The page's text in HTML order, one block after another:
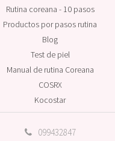
099432847
Rutina coreana - 10 pasos
Productos por pasos rutina
Blog
Test de piel
Manual de rutina Coreana
COSRX
Kocostar